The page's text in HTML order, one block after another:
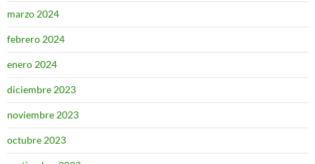
marzo 2024
febrero 2024
enero 2024
diciembre 2023
noviembre 2023
octubre 2023